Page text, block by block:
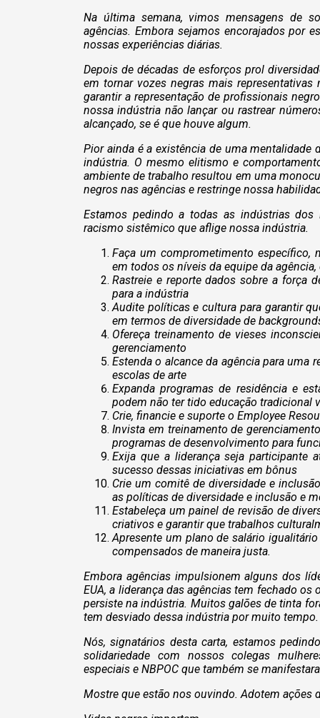
Na última semana, vimos mensagens de
agências. Embora sejamos encorajados por
nossas experiências diárias.
Depois de décadas de esforços prol
em tornar vozes negras mais
garantir a representação de profissionais
nossa indústria não lançar ou rastrear
alcançado, se é que houve algum.
Pior ainda é a existência de uma mentalidade
indústria. O mesmo elitismo e
ambiente de trabalho resultou em uma
negros nas agências e restringe nossa
Estamos pedindo a todas as indústrias
racismo sistêmico que aflige nossa indústria.
Faça um comprometimento específico,
em todos os níveis da equipe da
Rastreie e reporte dados sobre a força
para a indústria
Audite políticas e cultura para garantir
em termos de diversidade de
Ofereça treinamento de vieses
gerenciamento
Estenda o alcance da agência para uma
escolas de arte
Expanda programas de residência e
podem não ter tido educação tradicional
Crie, financie e suporte o Employee
Invista em treinamento de
programas de desenvolvimento para
Exija que a liderança seja participante
sucesso dessas iniciativas em bônus
Crie um comitê de diversidade e
as políticas de diversidade e inclusão e
Estabeleça um painel de revisão de
criativos e garantir que trabalhos
Apresente um plano de salário
compensados de maneira justa.
Embora agências impulsionem alguns dos
EUA, a liderança das agências tem fechado
persiste na indústria. Muitos galões de tinta
tem desviado dessa indústria por muito tempo.
Nós, signatários desta carta, estamos
solidariedade com nossos colegas
especiais e NBPOC que também se
Mostre que estão nos ouvindo. Adotem ações